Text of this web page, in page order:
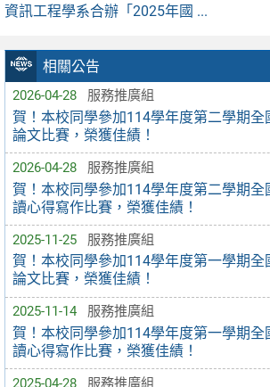
相關公告
2026-04-28 服務推廣組
賀！本校同學參加114學年度第二學期全
論文比賽，榮獲佳績！
2026-04-28 服務推廣組
賀！本校同學參加114學年度第二學期全
讀心得寫作比賽，榮獲佳績！
2025-11-25 服務推廣組
賀！本校同學參加114學年度第一學期全
論文比賽，榮獲佳績！
2025-11-14 服務推廣組
賀！本校同學參加114學年度第一學期全
讀心得寫作比賽，榮獲佳績！
2025-04-28 服務推廣組
資訊工程學系合辦「2025年國 ...